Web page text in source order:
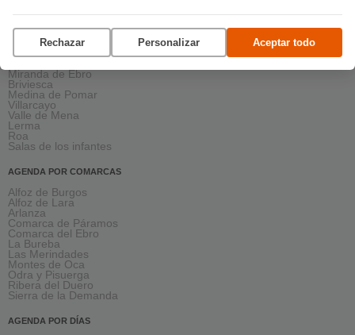
Rechazar Personalizar Aceptar todo
octubre 2026
noviembre 2026
AGENDA EN LA PROVINCIA
Miranda de Ebro
Briviesca
Medina de Pomar
Villarcayo
Valle de Mena
Lerma
Roa
Salas de los infantes
AGENDA POR COMARCAS
Alfoz de Burgos
Alfoz de Lara
Arlanza
Comarca de Páramos
Comarca del Ebro
La Bureba
Las Merindades
Montes de Oca
Odra y Pisuerga
Ribera del Duero
Sierra de la Demanda
AGENDA POR DÍAS